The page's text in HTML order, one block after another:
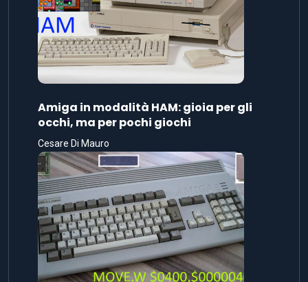
Amiga in modalità HAM: gioia per gli
occhi, ma per pochi giochi
Cesare Di Mauro